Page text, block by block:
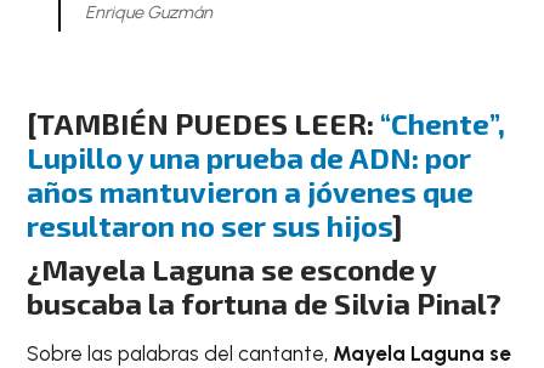
Enrique Guzmán
[TAMBIÉN PUEDES LEER: “Chente”,
Lupillo y una prueba de ADN: por
años mantuvieron a jóvenes que
resultaron no ser sus hijos]
¿Mayela Laguna se esconde y
buscaba la fortuna de Silvia Pinal?
Sobre las palabras del cantante, Mayela Laguna se